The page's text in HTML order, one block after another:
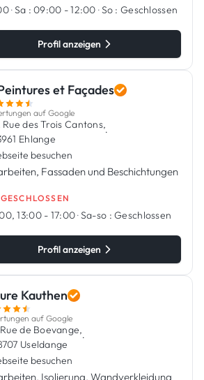
·Sa : 09:00 - 12:00·So : Geschlossen
Profil anzeigen
et Façades
auf Google
Rue des Trois Cantons,
Ehlange
·
besuchen
Fassaden und Beschichtungen
GESCHLOSSEN
13:00 - 17:00·Sa-so : Geschlossen
Profil anzeigen
Kauthen
auf Google
Rue de Boevange,
Useldange
·
besuchen
Isolierung, Wandverkleidung